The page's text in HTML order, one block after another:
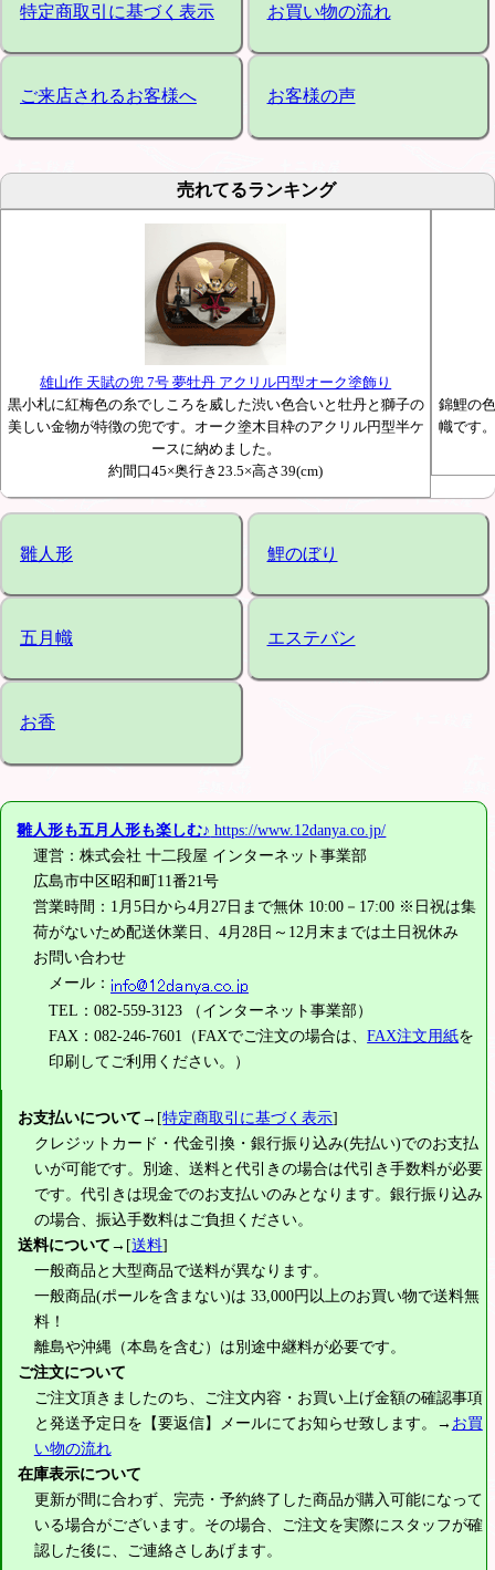
特定商取引に基づく表示 お買い物の流れ
ご来店されるお客様へ お客様の声
売れてるランキング
雄山作 天賦の兜 7号 夢牡丹 アクリル円型オーク塗飾り
黒小札に紅梅色の糸でしころを威した渋い色合いと牡丹と獅子の
美しい金物が特徴の兜です。オーク塗木目枠のアクリル円型半ケ
ースに納めました。
約間口45×奥行き23.5×高さ39(cm)
錦鯉の
幟です
雛人形 鯉のぼり
五月幟 エステバン
お香
雛人形も五月人形も楽しむ♪ https://www.12danya.co.jp/
運営：株式会社 十二段屋 インターネット事業部
広島市中区昭和町11番21号
営業時間：1月5日から4月27日まで無休 10:00－17:00 ※日祝は集
荷がないため配送休業日、4月28日～12月末までは土日祝休み
お問い合わせ
メール：
TEL：082-559-3123 （インターネット事業部）
FAX：082-246-7601（FAXでご注文の場合は、FAX注文用紙を
印刷してご利用ください。）
お支払いについて→[特定商取引に基づく表示]
クレジットカード・代金引換・銀行振り込み(先払い)でのお支払
いが可能です。別途、送料と代引きの場合は代引き手数料が必要
です。代引きは現金でのお支払いのみとなります。銀行振り込み
の場合、振込手数料はご負担ください。
送料について→[送料]
一般商品と大型商品で送料が異なります。
一般商品(ポールを含まない)は 33,000円以上のお買い物で送料無
料！
離島や沖縄（本島を含む）は別途中継料が必要です。
ご注文について
ご注文頂きましたのち、ご注文内容・お買い上げ金額の確認事項
と発送予定日を【要返信】メールにてお知らせ致します。→ お買
い物の流れ
在庫表示について
更新が間に合わず、完売・予約終了した商品が購入可能になって
いる場合がございます。その場合、ご注文を実際にスタッフが確
認した後に、ご連絡さしあげます。